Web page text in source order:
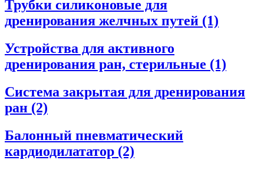
Трубки силиконовые для
дренирования желчных путей (1)
Устройства для активного
дренирования ран, стерильные (1)
Система закрытая для дренирования
ран (2)
Балонный пневматический
кардиодилататор (2)